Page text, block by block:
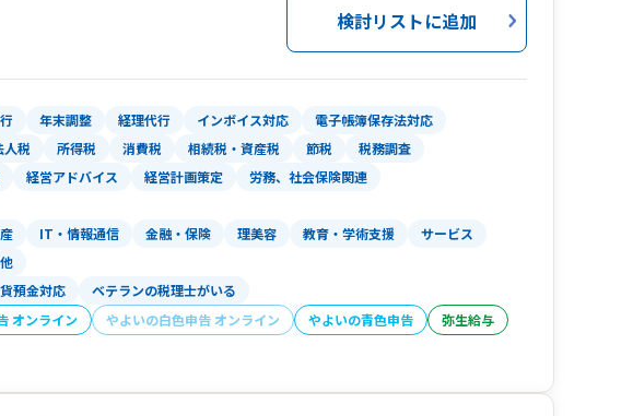
ードとして、専門性の高いサービスのご提供が可能です。お気軽
ありがとうございました。
検討リストに追加
年末調整 経理代行 インボイス対応
電子帳簿保存法対応
人税 所得税 消費税 相続税・資産税 節税
税務調査
経営アドバイス 経営計画策定
労務、社会保険関連
IT・情報通信 金融・保険 理美容 教育・学術支援
サービス
預金対応 ベテランの税理士がいる
オンライン やよいの白色申告 オンライン やよいの青色申告
弥生給与